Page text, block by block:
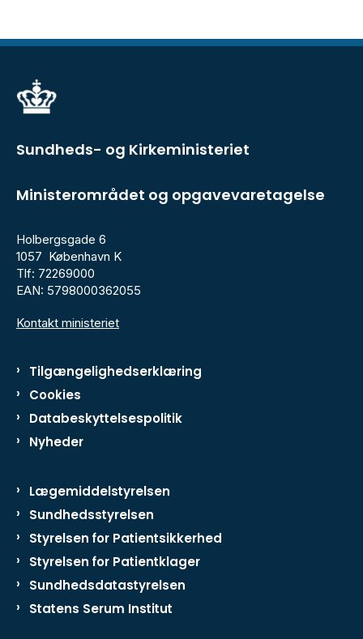
Sundheds- og Kirkeministeriet
Ministerområdet og opgavevaretagelse
Holbergsgade 6
1057 København K
Tlf: 72269000
EAN: 5798000362055
Kontakt ministeriet
Tilgængelighedserklæring
Cookies
Databeskyttelsespolitik
Nyheder
Lægemiddelstyrelsen
Sundhedsstyrelsen
Styrelsen for Patientsikkerhed
Styrelsen for Patientklager
Sundhedsdatastyrelsen
Statens Serum Institut